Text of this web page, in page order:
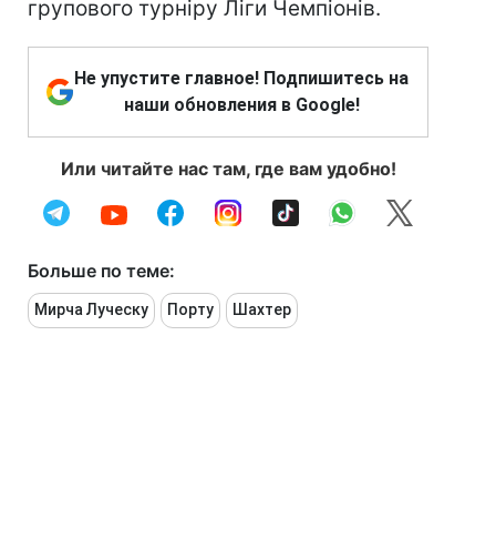
групового турніру Ліги Чемпіонів.
Не упустите главное! Подпишитесь на
наши обновления в Google!
Или читайте нас там, где вам удобно!
Больше по теме:
Мирча Луческу Порту Шахтер